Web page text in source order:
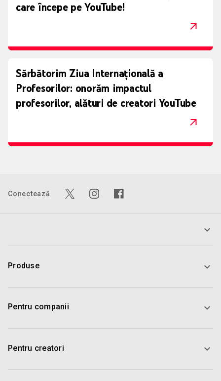
care începe pe YouTube!
Sărbătorim Ziua Internațională a
Profesorilor: onorăm impactul
profesorilor, alături de creatori YouTube
Conectează
Produse
Pentru companii
Pentru creatori